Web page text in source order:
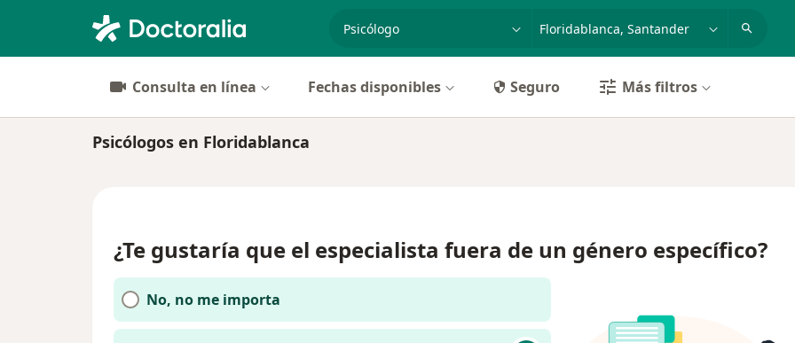
especialidad, enfermedad o nombre
Consulta en línea Fechas disponibles Seguro Más filtros
Psicólogos en Floridablanca
¿Te gustaría que el especialista fuera de un género específico?
No, no me importa